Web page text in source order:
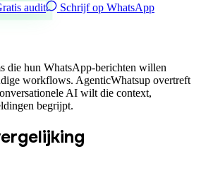
audit Schrijf op WhatsApp
die hun WhatsApp-berichten willen
workflows. AgenticWhatsup overtreft
AI wilt die context,
begrijpt.